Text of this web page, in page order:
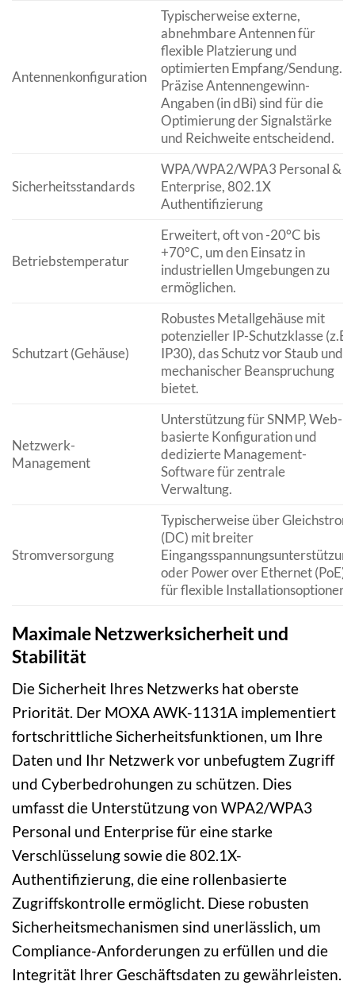
Antennenkonfiguration
Typischerweise externe,
abnehmbare Antennen für
flexible Platzierung und
optimierten Empfang/Sendung.
Präzise Antennengewinn-
Angaben (in dBi) sind für die
Optimierung der Signalstärke
und Reichweite entscheidend.
Sicherheitsstandards
WPA/WPA2/WPA3 Personal &
Enterprise, 802.1X
Authentifizierung
Betriebstemperatur
Erweitert, oft von -20°C bis
+70°C, um den Einsatz in
industriellen Umgebungen zu
ermöglichen.
Schutzart (Gehäuse)
Robustes Metallgehäuse mit
potenzieller IP-Schutzklasse (z.B.
IP30), das Schutz vor Staub und
mechanischer Beanspruchung
bietet.
Netzwerk-
Management
Unterstützung für SNMP, Web-
basierte Konfiguration und
dedizierte Management-
Software für zentrale
Verwaltung.
Stromversorgung
Typischerweise über Gleichstrom
(DC) mit breiter
Eingangsspannungsunterstützung
oder Power over Ethernet (PoE)
für flexible Installationsoptionen.
Maximale Netzwerksicherheit und
Stabilität
Die Sicherheit Ihres Netzwerks hat oberste
Priorität. Der MOXA AWK-1131A implementiert
fortschrittliche Sicherheitsfunktionen, um Ihre
Daten und Ihr Netzwerk vor unbefugtem Zugriff
und Cyberbedrohungen zu schützen. Dies
umfasst die Unterstützung von WPA2/WPA3
Personal und Enterprise für eine starke
Verschlüsselung sowie die 802.1X-
Authentifizierung, die eine rollenbasierte
Zugriffskontrolle ermöglicht. Diese robusten
Sicherheitsmechanismen sind unerlässlich, um
Compliance-Anforderungen zu erfüllen und die
Integrität Ihrer Geschäftsdaten zu gewährleisten.